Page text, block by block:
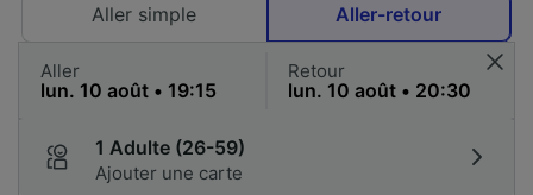
Aller simple
Aller-retour
Aller Retour
1 Adulte (26-59)
Ajouter une carte